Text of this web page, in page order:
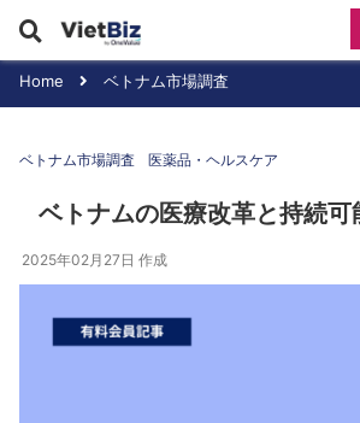
Home ベトナム市場調査
ベトナム市場調査 医薬品・ヘルスケア
ベトナムの医療改革と持続可
2025年02月27日 作成